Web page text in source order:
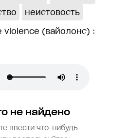
неистовость
(вайолонс) :
не найдено
ввести что-нибудь